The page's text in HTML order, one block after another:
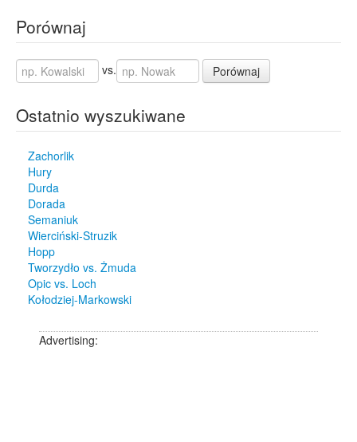
Porównaj
vs. Porównaj
Ostatnio wyszukiwane
Zachorlik
Hury
Durda
Dorada
Semaniuk
Wierciński-Struzik
Hopp
Tworzydło vs. Żmuda
Opic vs. Loch
Kołodziej-Markowski
Advertising: